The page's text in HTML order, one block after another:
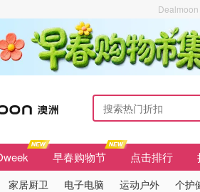
早春购物节 点击排行
家居厨卫 电子电脑 运动户外 个护